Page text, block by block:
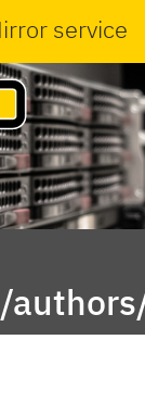
service